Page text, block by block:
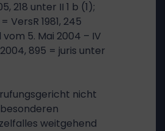
218 unter II 1 b (1);
VersR 1981, 245
5. Mai 2004 – IV
895 = juris unter
nicht
weitgehend